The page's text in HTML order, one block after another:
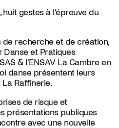
gestes à l’épreuve du
de recherche et de création,
Danse et Pratiques
& l'ENSAV La Cambre en
danse présentent leurs
La Raffinerie.
de risque et
présentations publiques
avec une nouvelle